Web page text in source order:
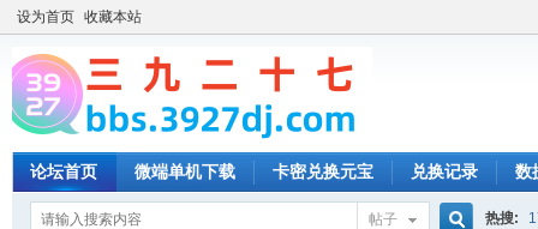
设为首页 收藏本站
论坛首页 微端单机下载 卡密兑换元宝 兑换记录 数
帖子 热搜: